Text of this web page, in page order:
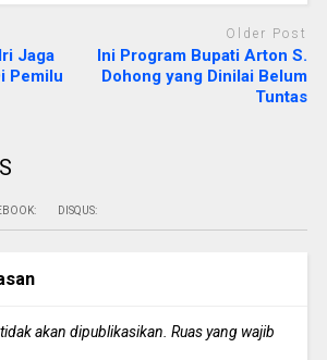
Jaga
Pemilu
Older Post
Ini Program Bupati Arton S.
Dohong yang Dinilai Belum
Tuntas
DISQUS:
akan dipublikasikan. Ruas yang wajib